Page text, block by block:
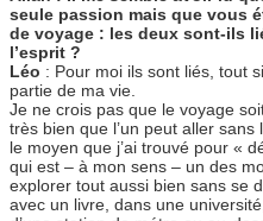
seule passion mais que vous
de voyage : les deux sont-ils
l’esprit ?
Léo : Pour moi ils sont liés, tout
partie de ma vie.
Je ne crois pas que le voyage
très bien que l’un peut aller
le moyen que j’ai trouvé pour «
qui est – à mon sens – un des
explorer tout aussi bien sans se
avec un livre, dans une